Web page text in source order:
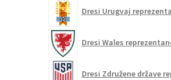
Dresi Urugvaj
Dresi Wales
Dresi Združene države